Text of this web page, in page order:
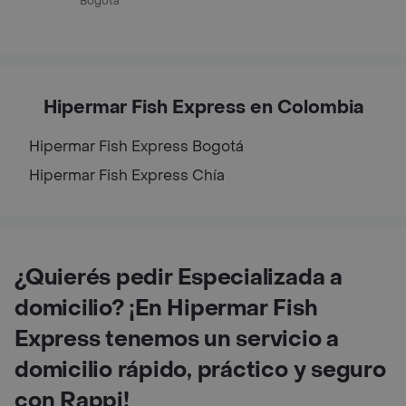
Hipermar Fish Express en Colombia
Hipermar Fish Express Bogotá
Hipermar Fish Express Chía
¿Quierés pedir Especializada a
domicilio? ¡En Hipermar Fish
Express tenemos un servicio a
domicilio rápido, práctico y seguro